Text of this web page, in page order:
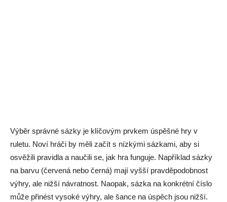
Výběr správné sázky je klíčovým prvkem úspěšné hry v
ruletu. Noví hráči by měli začít s nízkými sázkami, aby si
osvěžili pravidla a naučili se, jak hra funguje. Například sázky
na barvu (červená nebo černá) mají vyšší pravděpodobnost
výhry, ale nižší návratnost. Naopak, sázka na konkrétní číslo
může přinést vysoké výhry, ale šance na úspěch jsou nižší.